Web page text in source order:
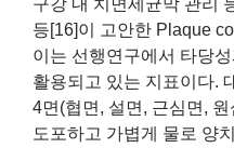
등[16]이 고안한 Plaque
이는 선행연구에서 타당
활용되고 있는 지표이다.
4면(협면, 설면, 근심면,
도포하고 가볍게 물로 양